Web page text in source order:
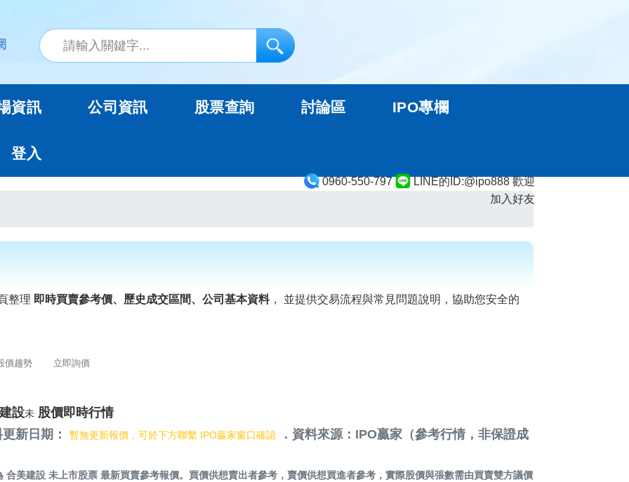
0960-550-797
LINE的ID:@ipo888 歡迎
加入好友
資訊 公司資訊 股票查詢 討論區 IPO專欄
登入
整理 即時買賣參考價、歷史成交區間、公司基本資料， 並提供交易流程與常見問題說明，協助您安全的
價趨勢 立即詢價
設未 股價即時行情
更新日期：暫無更新報價，可於下方聯繫 IPO贏家窗口確認
．資料來源：IPO贏家（參考行情，非保證成
合美建設 未上市股票 最新買賣參考報價。買價供想賣出者參考，賣價供想買進者參考，實際股價與張數需由買賣雙方議價